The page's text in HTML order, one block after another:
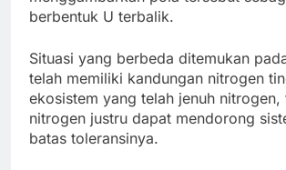
berbentuk U terbalik.
Situasi yang berbeda ditemukan
telah memiliki kandungan nitrogen
ekosistem yang telah jenuh nitrogen,
nitrogen justru dapat mendorong
batas toleransinya.